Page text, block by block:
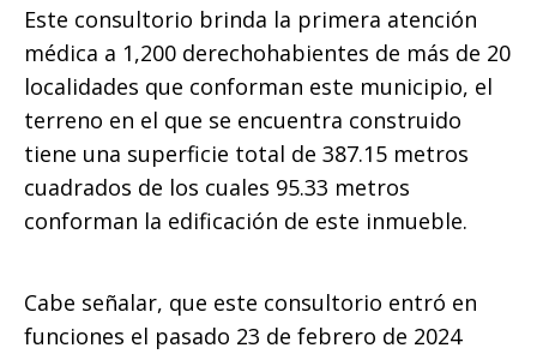
Este consultorio brinda la primera atención
médica a 1,200 derechohabientes de más de 20
localidades que conforman este municipio, el
terreno en el que se encuentra construido
tiene una superficie total de 387.15 metros
cuadrados de los cuales 95.33 metros
conforman la edificación de este inmueble.
Cabe señalar, que este consultorio entró en
funciones el pasado 23 de febrero de 2024